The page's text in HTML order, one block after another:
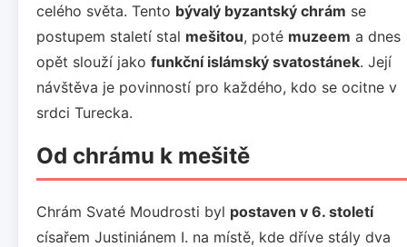
celého světa. Tento bývalý byzantský chrám se
postupem staletí stal mešitou, poté muzeem a dnes
opět slouží jako funkční islámský svatostánek. Její
návštěva je povinností pro každého, kdo se ocitne v
srdci Turecka.
Od chrámu k mešitě
Chrám Svaté Moudrosti byl postaven v 6. století
císařem Justiniánem I. na místě, kde dříve stály dva